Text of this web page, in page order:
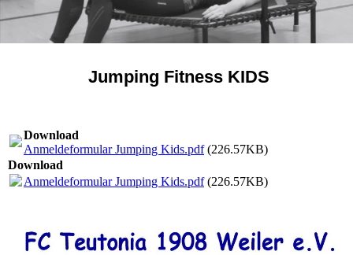
Jumping Fitness KIDS
Download
Anmeldeformular Jumping Kids.pdf(226.57KB)
Download
Anmeldeformular Jumping Kids.pdf(226.57KB)